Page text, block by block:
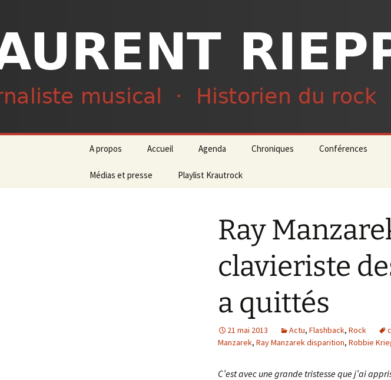
Laurent Rieppi
contenu
A propos Accueil Agenda Chroniques Conférences
Médias et presse Playlist Krautrock
Ray
clavieriste
a quittés
21 mai 2013 Actu, Flashback, Rock
Manzarek, Ray Manzarek disparition, Robbie
C’est avec une grande tristesse que j’ai